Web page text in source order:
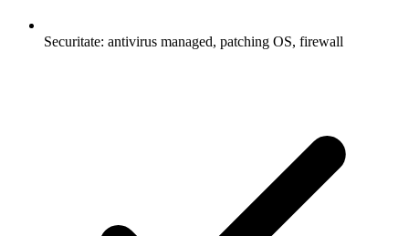
Securitate: antivirus managed, patching OS, firewall